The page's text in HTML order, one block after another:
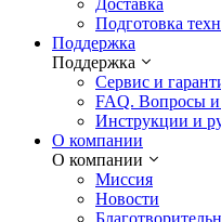
Доставка
Подготовка
Поддержка
Поддержка
Сервис и
FAQ. Вопросы и
Инструкции и
О компании
О компании
Миссия
Новости